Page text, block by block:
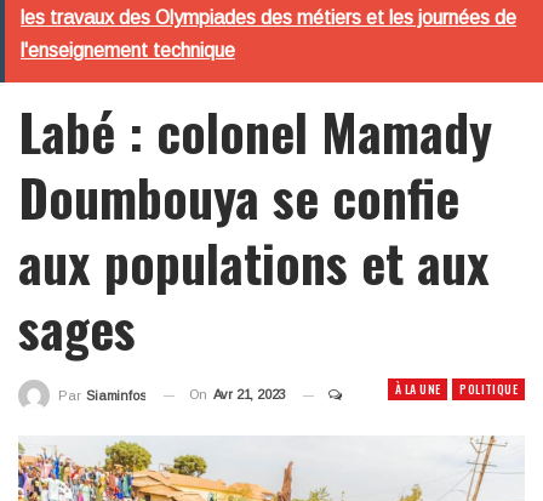
les travaux des Olympiades des métiers et les journées de
l'enseignement technique
Labé : colonel Mamady
Doumbouya se confie
aux populations et aux
sages
À LA UNE POLITIQUE
Par Siaminfos On Avr 21, 2023